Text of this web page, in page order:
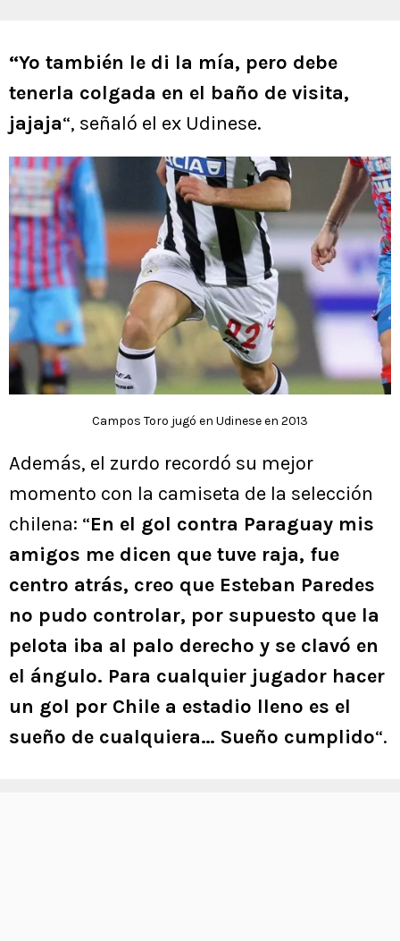
“Yo también le di la mía, pero debe
tenerla colgada en el baño de visita,
jajaja“, señaló el ex Udinese.
Campos Toro jugó en Udinese en 2013
Además, el zurdo recordó su mejor
momento con la camiseta de la selección
chilena: “En el gol contra Paraguay mis
amigos me dicen que tuve raja, fue
centro atrás, creo que Esteban Paredes
no pudo controlar, por supuesto que la
pelota iba al palo derecho y se clavó en
el ángulo. Para cualquier jugador hacer
un gol por Chile a estadio lleno es el
sueño de cualquiera… Sueño cumplido“.